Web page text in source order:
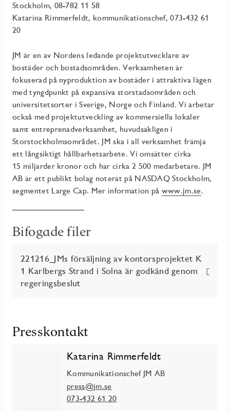
Stockholm, 08-782 11 58
Katarina Rimmerfeldt, kommunikationschef, 073-432 61
20
JM är en av Nordens ledande projektutvecklare av
bostäder och bostadsområden. Verksamheten är
fokuserad på nyproduktion av bostäder i attraktiva lägen
med tyngdpunkt på expansiva storstadsområden och
universitetsorter i Sverige, Norge och Finland. Vi arbetar
också med projektutveckling av kommersiella lokaler
samt entreprenadverksamhet, huvudsakligen i
Storstockholmsområdet. JM ska i all verksamhet främja
ett långsiktigt hållbarhetsarbete. Vi omsätter cirka
15 miljarder kronor och har cirka 2 500 medarbetare. JM
AB är ett publikt bolag noterat på NASDAQ Stockholm,
segmentet Large Cap. Mer information på www.jm.se.
Bifogade filer
221216_JMs försäljning av kontorsprojektet K
1 Karlbergs Strand i Solna är godkänd genom
regeringsbeslut
Presskontakt
Katarina Rimmerfeldt
Kommunikationschef JM AB
press@jm.se
073-432 61 20